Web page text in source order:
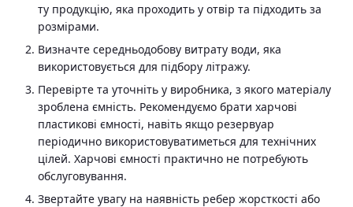
ту продукцію, яка проходить у отвір та підходить за
розмірами.
Визначте середньодобову витрату води, яка
використовується для підбору літражу.
Перевірте та уточніть у виробника, з якого матеріалу
зроблена ємність. Рекомендуємо брати харчові
пластикові ємності, навіть якщо резервуар
періодично використовуватиметься для технічних
цілей. Харчові ємності практично не потребують
обслуговування.
Звертайте увагу на наявність ребер жорсткості або